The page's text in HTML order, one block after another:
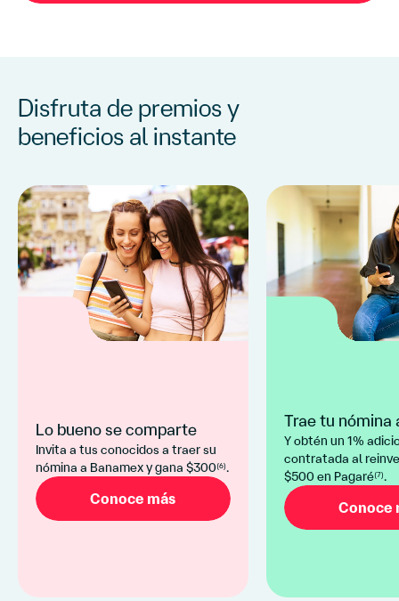
Disfruta de premios y
beneficios al instante